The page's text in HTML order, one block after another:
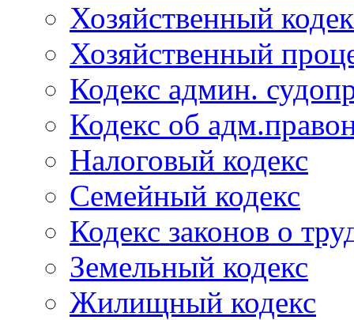
Хозяйственный
Хозяйственный
Кодекс админ.
Кодекс об
Налоговый кодекс
Семейный кодекс
Кодекс законов о
Земельный кодекс
Жилищный кодекс